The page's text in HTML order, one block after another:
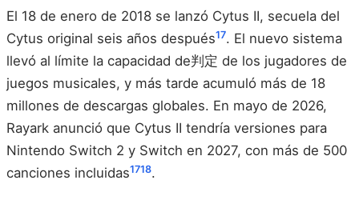
El 18 de enero de 2018 se lanzó Cytus II, secuela del
Cytus original seis años después17. El nuevo sistema
llevó al límite la capacidad de判定 de los jugadores de
juegos musicales, y más tarde acumuló más de 18
millones de descargas globales. En mayo de 2026,
Rayark anunció que Cytus II tendría versiones para
Nintendo Switch 2 y Switch en 2027, con más de 500
canciones incluidas1718.